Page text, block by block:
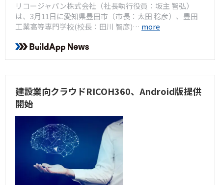
リコージャパン株式会社（社長執行役員：坂主 智弘）
は、3月11日に愛知県豊田市（市長：太田 稔彦）、豊田
工業高等専門学校(校長：田川 智彦)… more
建設業向クラウドRICOH360、Android版提供
開始